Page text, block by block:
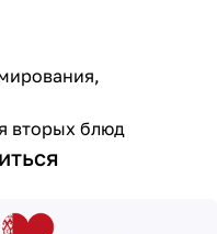
вторых блюд